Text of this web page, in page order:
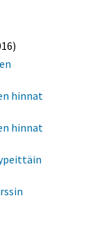
hinnat
hinnat